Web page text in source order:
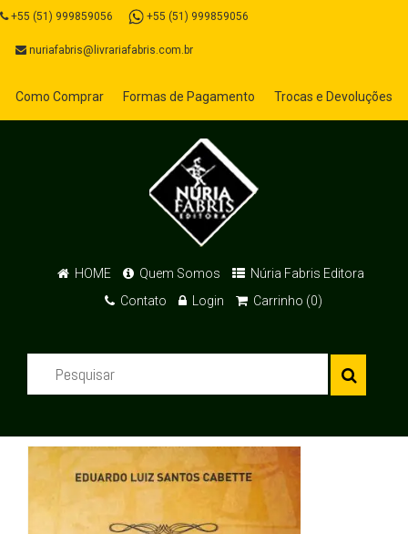
+55 (51) 999859056 +55 (51) 999859056
nuriafabris@livrariafabris.com.br
Como Comprar Formas de Pagamento Trocas e Devoluções
HOME Quem Somos
Núria Fabris Editora
Contato
Login Carrinho (0)